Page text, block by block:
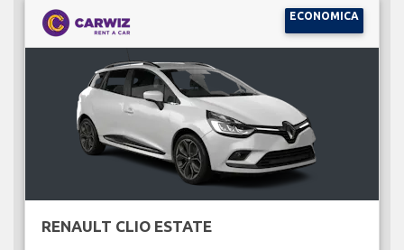
ECONOMICA
RENAULT CLIO ESTATE